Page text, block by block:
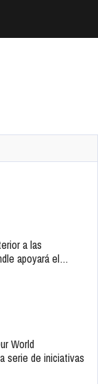
a las
apoyará el…
World
serie de iniciativas